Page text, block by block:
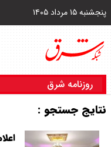
پنجشنبه ۱۵ مرداد ۱۴۰۵
روزنامه شرق
نتایج جستجو :